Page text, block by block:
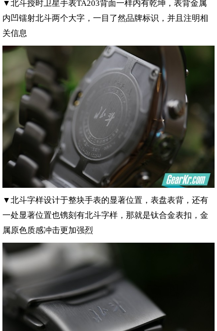
▼北斗授时卫星手表TA203背面一样内有乾坤，表背金属
内凹镭射北斗两个大字，一目了然品牌标识，并且注明相
关信息
▼北斗字样设计于整块手表的显著位置，表盘表背，还有
一处显著位置也镌刻有北斗字样，那就是钛合金表扣，金
属原色质感冲击更加强烈